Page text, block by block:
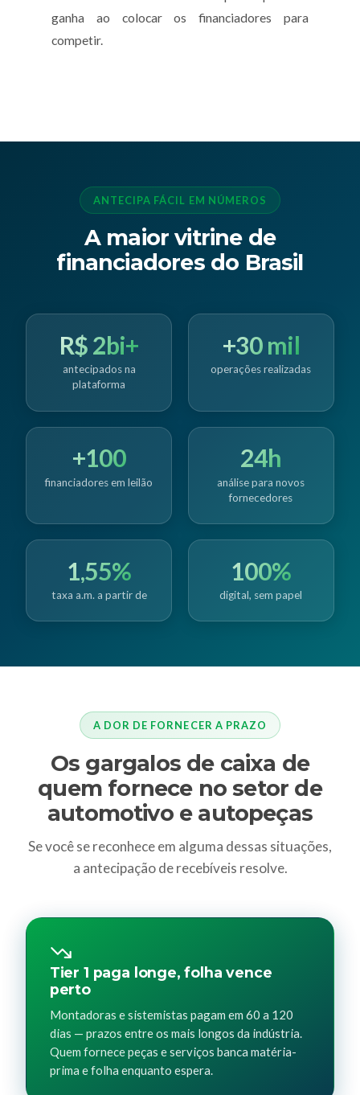
ganha ao colocar os financiadores para
competir.
ANTECIPA FÁCIL EM NÚMEROS
A maior vitrine de
financiadores do Brasil
R$ 2bi+
antecipados na
plataforma
+30 mil
operações realizadas
+100
financiadores em leilão
24h
análise para novos
fornecedores
1,55%
taxa a.m. a partir de
100%
digital, sem papel
A DOR DE FORNECER A PRAZO
Os gargalos de caixa de
quem fornece no setor de
automotivo e autopeças
Se você se reconhece em alguma dessas situações,
a antecipação de recebíveis resolve.
Tier 1 paga longe, folha vence
perto
Montadoras e sistemistas pagam em 60 a 120
dias — prazos entre os mais longos da indústria.
Quem fornece peças e serviços banca matéria-
prima e folha enquanto espera.